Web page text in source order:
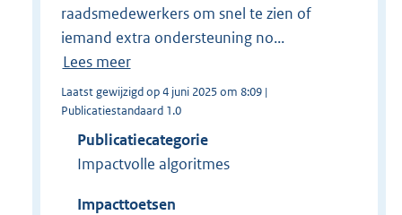
raadsmedewerkers om snel te zien of
iemand extra ondersteuning no...
Lees meer
Laatst gewijzigd op 4 juni 2025 om 8:09 |
Publicatiestandaard 1.0
Publicatiecategorie
Impactvolle algoritmes
Impacttoetsen